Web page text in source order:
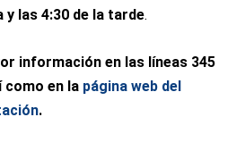
y las 4:30 de la tarde.
información en las líneas 345
como en la página web del
.